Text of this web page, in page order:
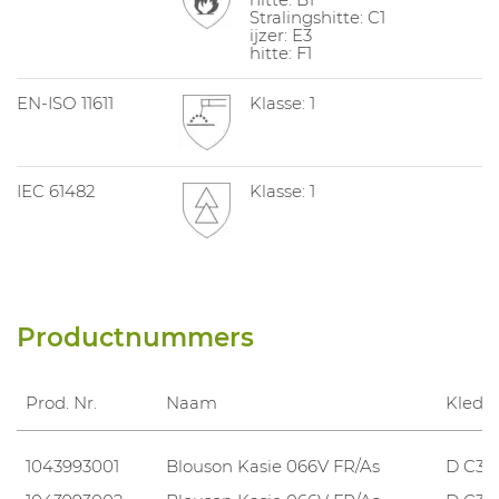
Stralingshitte: C1
ijzer: E3
hitte: F1
EN-ISO 11611 Klasse: 1
IEC 61482 Klasse: 1
Productnummers
Prod. Nr. Naam
1043993001 Blouson Kasie 066V FR/As
D C36